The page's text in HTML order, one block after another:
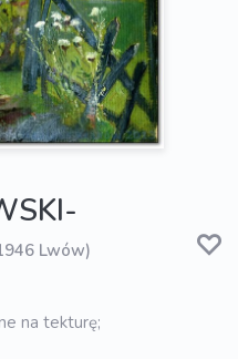
Lwów)
na tekturę;